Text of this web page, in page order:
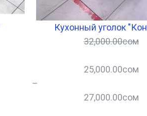
Кухонный уголок
32,000.00сом
25,000.00сом
–
27,000.00сом